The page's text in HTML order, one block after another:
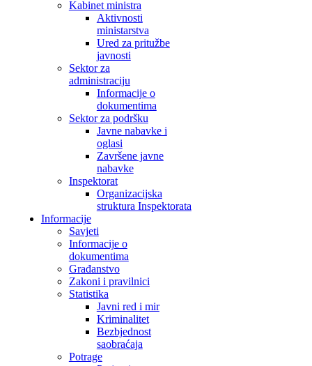
Kabinet ministra
Aktivnosti
ministarstva
Ured za pritužbe
javnosti
Sektor za
administraciju
Informacije o
dokumentima
Sektor za podršku
Javne nabavke i
oglasi
Završene javne
nabavke
Inspektorat
Organizacijska
struktura Inspektorata
Informacije
Savjeti
Informacije o
dokumentima
Građanstvo
Zakoni i pravilnici
Statistika
Javni red i mir
Kriminalitet
Bezbjednost
saobraćaja
Potrage